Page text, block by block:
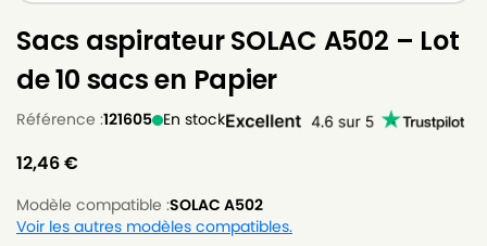
Sacs aspirateur SOLAC A502 – Lot
de 10 sacs en Papier
Référence :121605 En stock
12,46€
Modèle compatible :SOLAC A502
Voir les autres modèles compatibles.